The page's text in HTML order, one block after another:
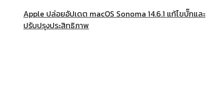
Apple ปล่อยอัปเดต macOS Sonoma 14.6.1 แก้ไขบั๊กและ
ปรับปรุงประสิทธิภาพ